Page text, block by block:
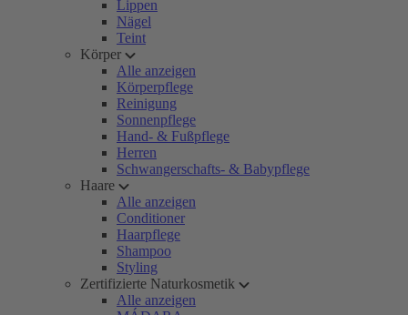
Lippen
Nägel
Teint
Körper
Alle anzeigen
Körperpflege
Reinigung
Sonnenpflege
Hand- & Fußpflege
Herren
Schwangerschafts- & Babypflege
Haare
Alle anzeigen
Conditioner
Haarpflege
Shampoo
Styling
Zertifizierte Naturkosmetik
Alle anzeigen